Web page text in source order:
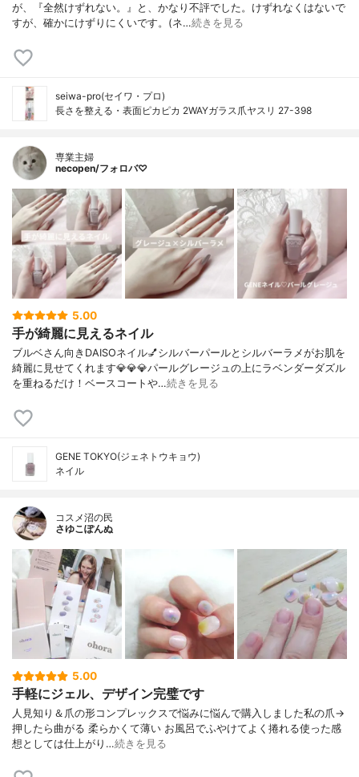
が、『全然けずれない。』と、かなり不評でした。けずれなくはないで
すが、確かにけずりにくいです。(ネ…続きを見る
seiwa-pro(セイワ・プロ)
長さを整える・表面ピカピカ 2WAYガラス爪ヤスリ 27-398
専業主婦
necopen/フォロバ♡
5.00
手が綺麗に見えるネイル
ブルベさん向きDAISOネイル💅シルバーパールとシルバーラメがお肌を
綺麗に見せてくれます💎💎💎パールグレージュの上にラベンダーダズル
を重ねるだけ！ベースコートや…続きを見る
GENE TOKYO(ジェネトウキョウ)
ネイル
コスメ沼の民
さゆこぽんぬ
5.00
手軽にジェル、デザイン完璧です
人見知り＆爪の形コンプレックスで悩みに悩んで購入しました私の爪→
押したら曲がる 柔らかくて薄い お風呂でふやけてよく捲れる使った感
想としては仕上がり…続きを見る